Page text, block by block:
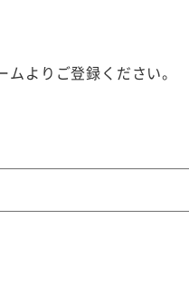
よりご登録ください。